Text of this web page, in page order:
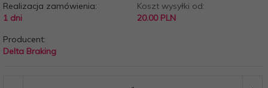
Realizacja zamówienia:
1 dni
Koszt wysyłki od:
20.00 PLN
Producent:
Delta Braking